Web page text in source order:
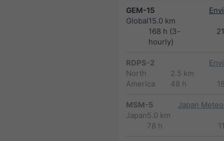
GEM-15
Global15.0 km
168 h (3-
hourly)
RDPS-2
North
America
2.5 km
48 h
MSM-5
Japan5.0 km
78 h
Japan